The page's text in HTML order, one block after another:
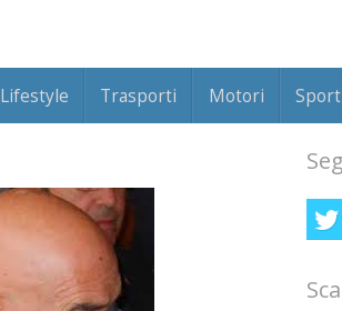
Lifestyle Trasporti Motori Sport